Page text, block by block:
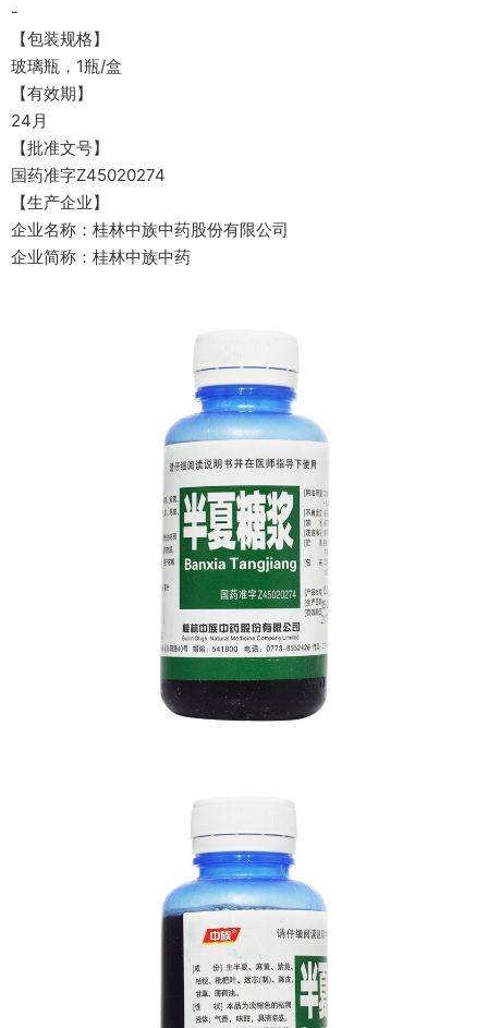
-
【包装规格】
玻璃瓶，1瓶/盒
【有效期】
24月
【批准文号】
国药准字Z45020274
【生产企业】
企业名称：桂林中族中药股份有限公司
企业简称：桂林中族中药